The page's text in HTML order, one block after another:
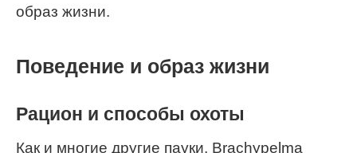
образ жизни.
Поведение и образ жизни
Рацион и способы охоты
Как и многие другие пауки, Brachypelma